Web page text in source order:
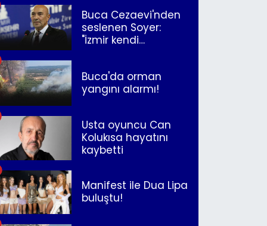
Buca Cezaevi'nden
seslenen Soyer:
"İzmir kendi
Buca'da orman
yangını alarmı!
Usta oyuncu Can
Kolukısa hayatını
kaybetti
Manifest ile Dua Lipa
buluştu!